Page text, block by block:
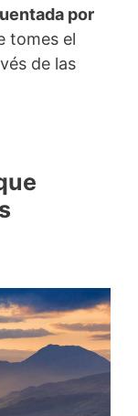
por
tomes el
de las